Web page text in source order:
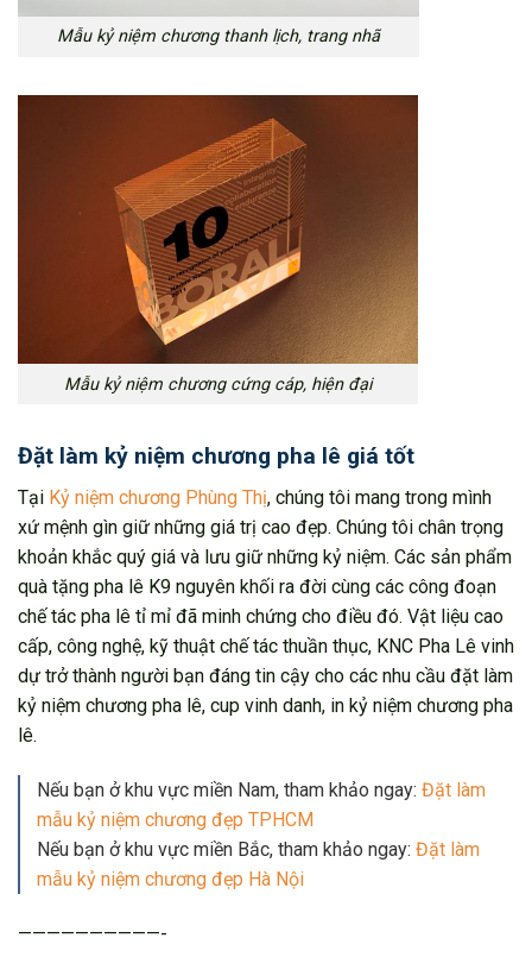
Mẫu kỷ niệm chương thanh lịch, trang nhã
Mẫu kỷ niệm chương cứng cáp, hiện đại
Đặt làm kỷ niệm chương pha lê giá tốt
Tại Kỷ niệm chương Phùng Thị, chúng tôi mang trong mình
xứ mệnh gìn giữ những giá trị cao đẹp. Chúng tôi chân trọng
khoản khắc quý giá và lưu giữ những kỷ niệm. Các sản phẩm
quà tặng pha lê K9 nguyên khối ra đời cùng các công đoạn
chế tác pha lê tỉ mỉ đã minh chứng cho điều đó. Vật liệu cao
cấp, công nghệ, kỹ thuật chế tác thuần thục, KNC Pha Lê vinh
dự trở thành người bạn đáng tin cậy cho các nhu cầu đặt làm
kỷ niệm chương pha lê, cup vinh danh, in kỷ niệm chương pha
lê.
Nếu bạn ở khu vực miền Nam, tham khảo ngay: Đặt làm
mẫu kỷ niệm chương đẹp TPHCM
Nếu bạn ở khu vực miền Bắc, tham khảo ngay: Đặt làm
mẫu kỷ niệm chương đẹp Hà Nội
——————————-